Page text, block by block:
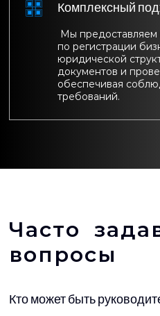
Комплексный
Мы предоставляем
по регистрации
юридической
документов и
обеспечивая
требований.
Часто
вопросы
Кто может быть